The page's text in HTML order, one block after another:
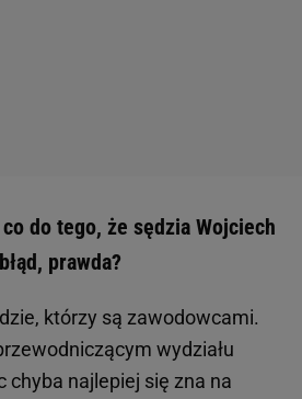
do tego, że sędzia Wojciech
prawda?
którzy są zawodowcami.
wydziału
chyba najlepiej się zna na